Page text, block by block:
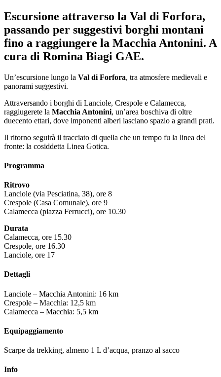
Escursione attraverso la Val di Forfora,
passando per suggestivi borghi montani
fino a raggiungere la Macchia Antonini. A
cura di Romina Biagi GAE.
Un’escursione lungo la Val di Forfora, tra atmosfere medievali e
panorami suggestivi.
Attraversando i borghi di Lanciole, Crespole e Calamecca,
raggiugerete la Macchia Antonini, un’area boschiva di oltre
duecento ettari, dove imponenti alberi lasciano spazio a grandi prati.
Il ritorno seguirà il tracciato di quella che un tempo fu la linea del
fronte: la cosiddetta Linea Gotica.
Programma
Ritrovo
Lanciole (via Pesciatina, 38), ore 8
Crespole (Casa Comunale), ore 9
Calamecca (piazza Ferrucci), ore 10.30
Durata
Calamecca, ore 15.30
Crespole, ore 16.30
Lanciole, ore 17
Dettagli
Lanciole – Macchia Antonini: 16 km
Crespole – Macchia: 12,5 km
Calamecca – Macchia: 5,5 km
Equipaggiamento
Scarpe da trekking, almeno 1 L d’acqua, pranzo al sacco
Info